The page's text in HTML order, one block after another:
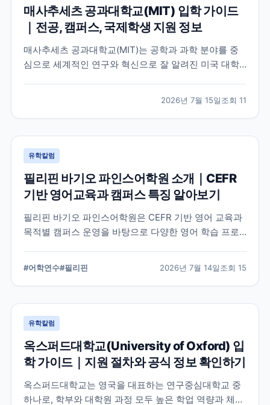
매사추세츠 공과대학교(MIT) 입학 가이드
｜전공, 캠퍼스, 국제학생 지원 정보
매사추세츠 공과대학교(MIT)는 공학과 과학 분야를 중
심으로 세계적인 연구와 혁신으로 잘 알려진 미국 대학
2026년 7월 15일조회 11
유학칼럼
필리핀 바기오 파인스어학원 소개｜CEFR
기반 영어교육과 캠퍼스 특징 알아보기
필리핀 바기오 파인스어학원은 CEFR 기반 영어 교육과
목적별 캠퍼스 운영을 바탕으로 다양한 영어 학습 프로
생이 알아야 할 내용을 정리했습니다.
#어학연수#필리핀 2026년 7월 14일조회 15
유학칼럼
옥스퍼드대학교(University of Oxford) 입
학 가이드｜지원 절차와 공식 정보 확인하기
옥스퍼드대학교는 영국을 대표하는 연구중심대학교 중
하나로, 학부와 대학원 과정 모두 높은 학업 역량과 체계